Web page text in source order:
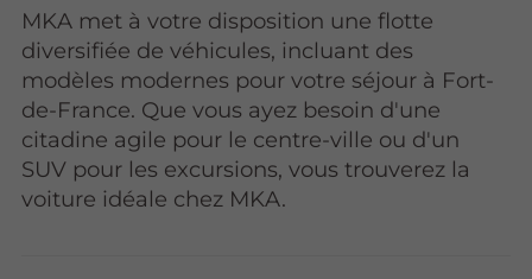
MKA met à votre disposition une flotte
diversifiée de véhicules, incluant des
modèles modernes pour votre séjour à Fort-
de-France. Que vous ayez besoin d'une
citadine agile pour le centre-ville ou d'un
SUV pour les excursions, vous trouverez la
voiture idéale chez MKA.